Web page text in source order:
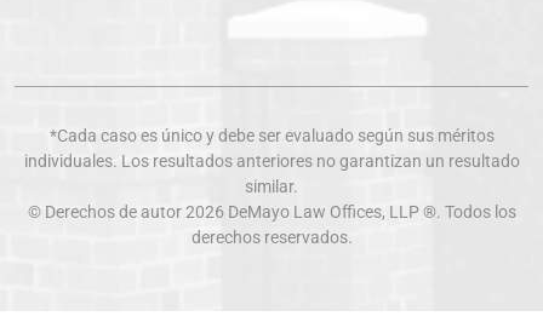
*Cada caso es único y debe ser evaluado según sus méritos
individuales. Los resultados anteriores no garantizan un resultado
similar.
© Derechos de autor 2026 DeMayo Law Offices, LLP ®. Todos los
derechos reservados.